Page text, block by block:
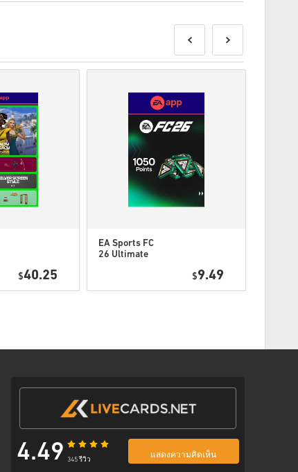
ตอนด้านล่าง 👇
อนหรือในวันวางจำหน่ายที่ระบุไว้ในขณะที่สินค้าใน
านั้น.
ซื้อโปรดแจ้งให้เราทราบโดยใช้แบบฟอร์ม
ตโดยผู้พัฒนาเกมดังนั้นจึงเป็นโค้ดต้นฉบับ.
ตภัณฑ์ DLC - คุณต้องมีเกมต้นฉบับจึงจะเล่น
ะได้รับรหัสมากกว่าหนึ่งรหัส
$40.25
EA Sports FC
26 Ultimate
App) EU
$9.49
4.49 345 รีวิว
แสดงความคิดเห็น